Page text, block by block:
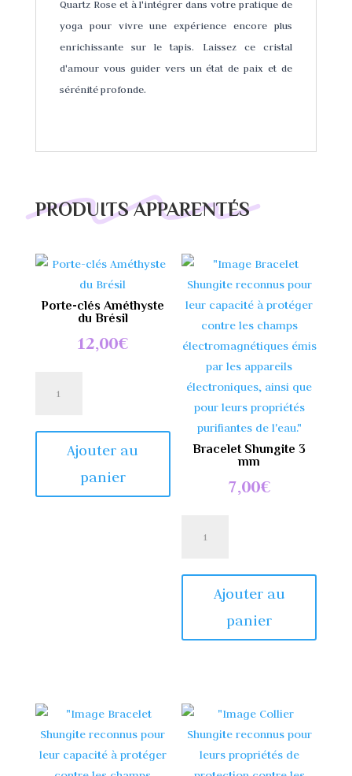
Quartz Rose et à l'intégrer dans votre pratique de
yoga pour vivre une expérience encore plus
enrichissante sur le tapis. Laissez ce cristal
d'amour vous guider vers un état de paix et de
sérénité profonde.
PRODUITS APPARENTÉS
Porte-clés Améthyste
du Brésil
12,00€
Améthyste
Ajouter au
panier
Bracelet Shungite 3
mm
7,00€
ShungiteAjouter au
panier